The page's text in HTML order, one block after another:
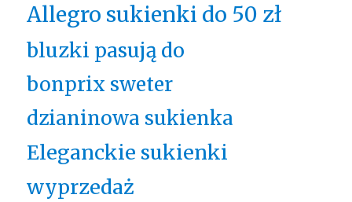
Allegro sukienki do 50 zł
bluzki pasują do
bonprix sweter
dzianinowa sukienka
Eleganckie sukienki
wyprzedaż